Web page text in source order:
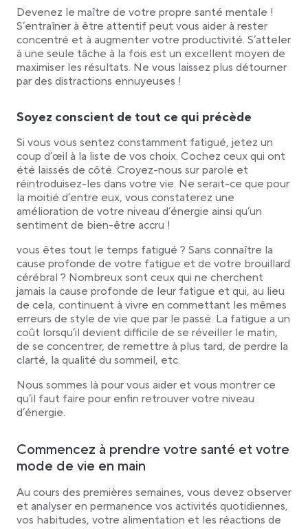
Devenez le maître de votre propre santé mentale !
S’entraîner à être attentif peut vous aider à rester
concentré et à augmenter votre productivité. S’atteler
à une seule tâche à la fois est un excellent moyen de
maximiser les résultats. Ne vous laissez plus détourner
par des distractions ennuyeuses !
Soyez conscient de tout ce qui précède
Si vous vous sentez constamment fatigué, jetez un
coup d’œil à la liste de vos choix. Cochez ceux qui ont
été laissés de côté. Croyez-nous sur parole et
réintroduisez-les dans votre vie. Ne serait-ce que pour
la moitié d’entre eux, vous constaterez une
amélioration de votre niveau d’énergie ainsi qu’un
sentiment de bien-être accru !
vous êtes tout le temps fatigué ? Sans connaître la
cause profonde de votre fatigue et de votre brouillard
cérébral ? Nombreux sont ceux qui ne cherchent
jamais la cause profonde de leur fatigue et qui, au lieu
de cela, continuent à vivre en commettant les mêmes
erreurs de style de vie que par le passé. La fatigue a un
coût lorsqu’il devient difficile de se réveiller le matin,
de se concentrer, de remettre à plus tard, de perdre la
clarté, la qualité du sommeil, etc.
Nous sommes là pour vous aider et vous montrer ce
qu’il faut faire pour enfin retrouver votre niveau
d’énergie.
Commencez à prendre votre santé et votre
mode de vie en main
Au cours des premières semaines, vous devez observer
et analyser en permanence vos activités quotidiennes,
vos habitudes, votre alimentation et les réactions de